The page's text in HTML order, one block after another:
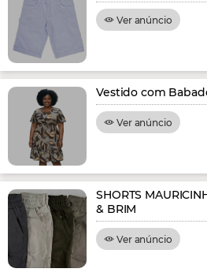
Ver anúncio
Vestido com
Ver anúncio
SHORTS
& BRIM
Ver anúncio